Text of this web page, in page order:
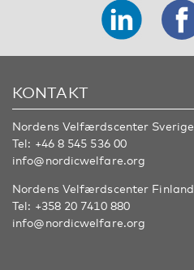
KONTAKT
Nordens Velfærdscenter Sverige
Tel: +46 8 545 536 00
info@nordicwelfare.org
Nordens Velfærdscenter Finland
Tel: +358 20 7410 880
info@nordicwelfare.org